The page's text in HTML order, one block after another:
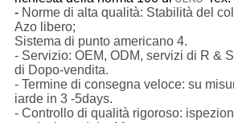
- Norme di alta qualità: Stabilità del
Azo libero;
Sistema di punto americano 4.
- Servizio: OEM, ODM, servizi di R &
di Dopo-vendita.
- Termine di consegna veloce: su
iarde in 3 -5days.
- Controllo di qualità rigoroso: